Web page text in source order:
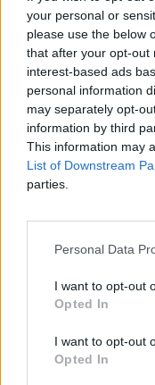
your personal or
please use the below
that after your opt-out
interest-based ads
personal information
may separately opt-
information by third
This information may
List of Downstream
parties.
Personal Data
I want to opt-out
Opted In
I want to opt-out
Opted In
Debiut
gości wyrzucony z
Chicago Fire wygrywa
Leagues Cup 2026.
Tomasz Pałasz
Dzisiaj 04:40
Reklama
Reklama